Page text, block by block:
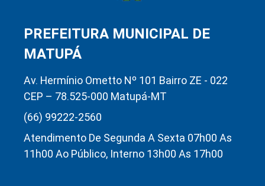
PREFEITURA MUNICIPAL DE
MATUPÁ
Av. Hermínio Ometto Nº 101 Bairro ZE - 022
CEP – 78.525-000 Matupá-MT
(66) 99222-2560
Atendimento De Segunda A Sexta 07h00 As
11h00 Ao Público, Interno 13h00 As 17h00